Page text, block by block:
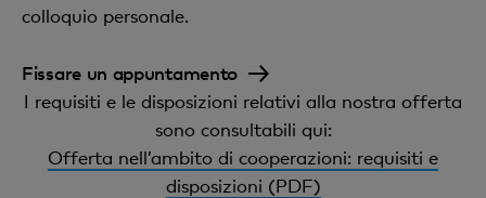
colloquio personale.
Fissare un appuntamento
I requisiti e le disposizioni relativi alla nostra offerta
sono consultabili qui:
Offerta nell’ambito di cooperazioni: requisiti e
disposizioni (PDF)